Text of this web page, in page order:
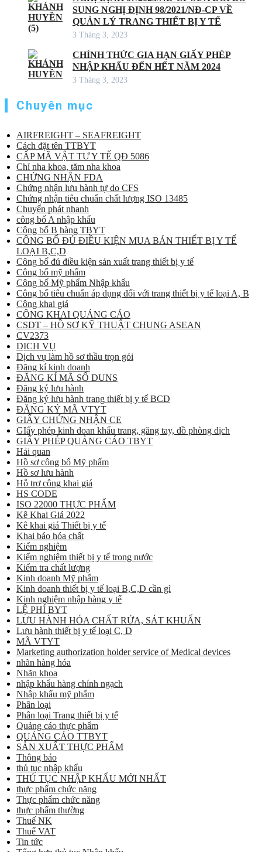
SUNG NGHỊ ĐỊNH 98/2021/NĐ-CP VỀ
QUẢN LÝ TRANG THIẾT BỊ Y TẾ
3 Tháng 3, 2023
CHÍNH THỨC GIA HẠN GIẤY PHÉP
NHẬP KHẨU ĐẾN HẾT NĂM 2024
3 Tháng 3, 2023
Chuyên mục
AIRFREIGHT – SEAFREIGHT
Cách đặt tên TTBYT
CẤP MÃ VẬT TƯ Y TẾ QĐ 5086
Chỉ nha khoa, tăm nha khoa
CHỨNG NHẬN FDA
Chứng nhận lưu hành tự do CFS
Chứng nhận tiêu chuẩn chất lượng ISO 13485
Chuyển phát nhanh
công bố A nhập khẩu
Công bố B hàng TBYT
CÔNG BỐ ĐỦ ĐIỀU KIỆN MUA BÁN THIẾT BỊ Y TẾ
LOẠI B,C,D
Công bố đủ điều kiện sản xuất trang thiết bị y tế
Công bố mỹ phẩm
Công bố Mỹ phẩm Nhập khẩu
Công bố tiêu chuẩn áp dụng đối với trang thiết bị y tế loại A, B
Công khai giá
CÔNG KHAI QUẢNG CÁO
CSDT – HỒ SƠ KỸ THUẬT CHUNG ASEAN
CV2373
DỊCH VỤ
Dịch vụ làm hồ sơ thầu trọn gói
Đăng kí kinh doanh
ĐĂNG KÍ MÃ SỐ DUNS
Đăng ký lưu hành
Đăng ký lưu hành trang thiết bị y tế BCD
ĐĂNG KÝ MÃ VTYT
GIẤY CHỨNG NHẬN CE
GIấy phép kinh doan khẩu trang, găng tay, đồ phòng dịch
GIẤY PHÉP QUẢNG CÁO TBYT
Hải quan
Hồ sơ công bố Mỹ phẩm
Hồ sơ lưu hành
Hỗ trợ công khai giá
HS CODE
ISO 22000 THỰC PHẨM
Kê Khai Giá 2022
Kê khai giá Thiết bị y tế
Khai báo hóa chất
Kiểm nghiệm
Kiểm nghiệm thiết bị y tế trong nước
Kiểm tra chất lượng
Kinh doanh Mỹ phẩm
Kinh doanh thiết bị y tế loại B,C,D cần gì
Kinh nghiệm nhập hàng y tế
LỆ PHÍ BYT
LƯU HÀNH HÓA CHẤT RỬA, SÁT KHUẨN
Lưu hành thiết bị y tế loại C, D
MÃ VTYT
Marketing authorization holder service of Medical devices
nhãn hàng hóa
Nhãn khoa
nhập khẩu hàng chính ngạch
Nhập khẩu mỹ phẩm
Phân loại
Phân loại Trang thiết bị y tế
Quảng cáo thực phẩm
QUẢNG CÁO TTBYT
SẢN XUẤT THỰC PHẨM
Thông báo
thủ tục nhập khẩu
THỦ TỤC NHẬP KHẨU MỚI NHẤT
thực phẩm chức năng
Thực phẩm chức năng
thực phẩm thường
Thuế NK
Thuế VAT
Tin tức